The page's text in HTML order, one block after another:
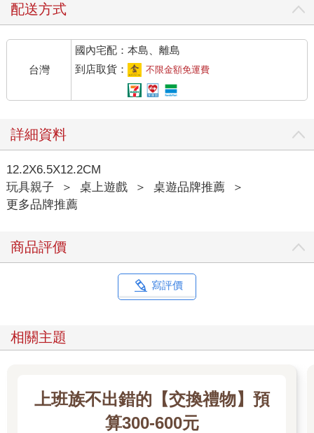
配送方式
台灣
國內宅配：本島、離島
到店取貨：
不限金額免運費
詳細資料
12.2X6.5X12.2CM
玩具親子
＞ 桌上遊戲 ＞ 桌遊品牌推薦
＞
更多品牌推薦
商品評價
寫評價
相關主題
上班族不出錯的【交換禮物】預
算300-600元